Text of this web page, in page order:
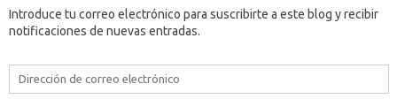
Introduce tu correo electrónico para suscribirte a este blog y recibir
notificaciones de nuevas entradas.
Dirección